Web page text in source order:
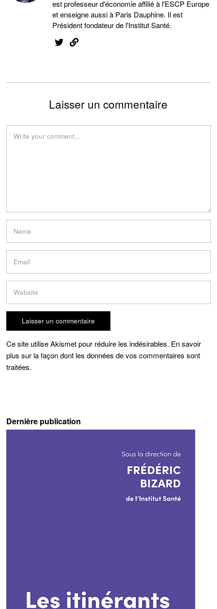
est professeur d'économie affilié à l'ESCP Europe
et enseigne aussi à Paris Dauphine. Il est
Président fondateur de l'Institut Santé.
Laisser un commentaire
Ce site utilise Akismet pour réduire les indésirables. En savoir
plus sur la façon dont les données de vos commentaires sont
traitées.
Dernière publication